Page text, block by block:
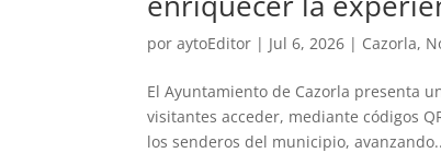
poraytoEditor | Jul 6, 2026 | Cazorla,
El Ayuntamiento de Cazorla presenta
visitantes acceder, mediante códigos
los senderos del municipio,